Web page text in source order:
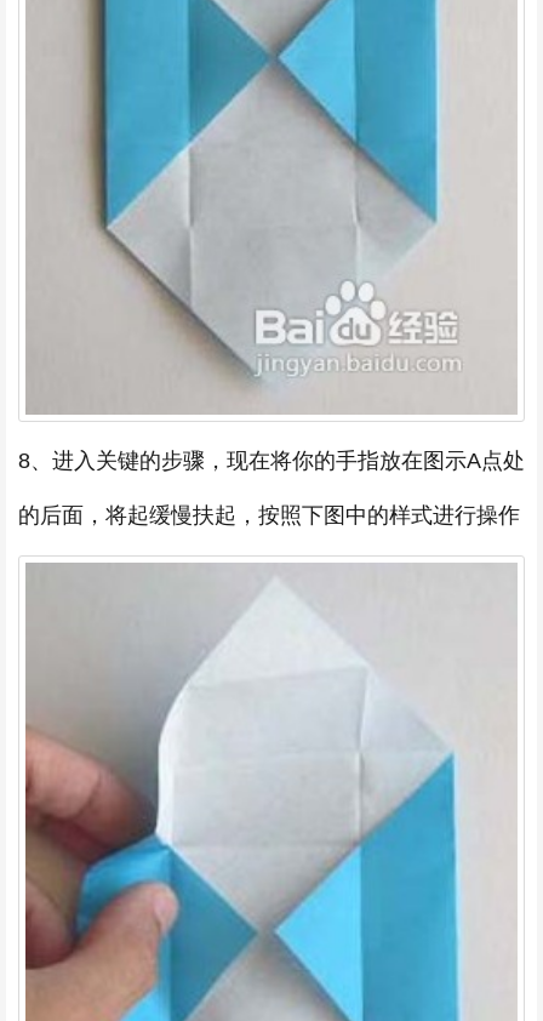
8、进入关键的步骤，现在将你的手指放在图示A点处
的后面，将起缓慢扶起，按照下图中的样式进行操作